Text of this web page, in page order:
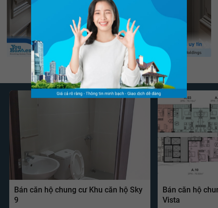
Bán căn hộ chung cư Khu căn hộ Sky
9
Bán căn hộ
Vista